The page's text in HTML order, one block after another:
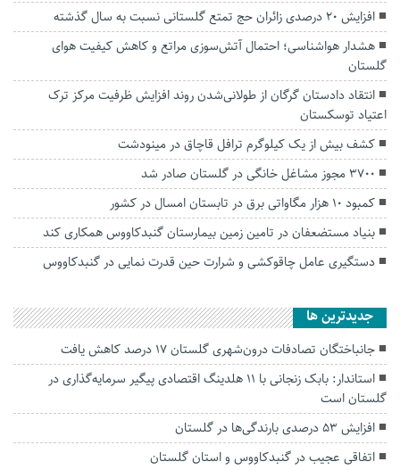
افزایش ۲۰ درصدی زائران حج تمتع گلستانی نسبت به سال گذشته
هشدار هواشناسی؛ احتمال آتش‌سوزی مراتع و کاهش کیفیت هوای
گلستان
انتقاد دادستان گرگان از طولانی‌شدن روند افزایش ظرفیت مرکز ترک
اعتیاد توسکستان
کشف بیش از یک کیلوگرم ترافل قاچاق در مینودشت
۳۷۰۰ مجوز مشاغل خانگی در گلستان صادر شد
کمبود ۱۰ هزار مگاواتی برق در تابستان امسال در کشور
بنیاد مستضعفان در تامین زمین بیمارستان گنبدکاووس همکاری کند
دستگیری عامل چاقوکشی و شرارت حین قدرت نمایی در گنبدکاووس
جديدترين ها
جانباختگان تصادفات درون‌شهری گلستان ۱۷ درصد کاهش یافت
استاندار: بابک زنجانی با ۱۱ هلدینگ اقتصادی پیگیر سرمایه‌گذاری در
گلستان است
افزایش ۵۳ درصدی بارندگی‌ها در گلستان
اتفاقی عجیب در‌ گنبدکاووس و استان گلستان